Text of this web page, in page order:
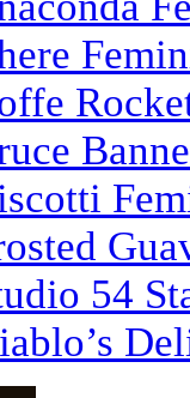
54